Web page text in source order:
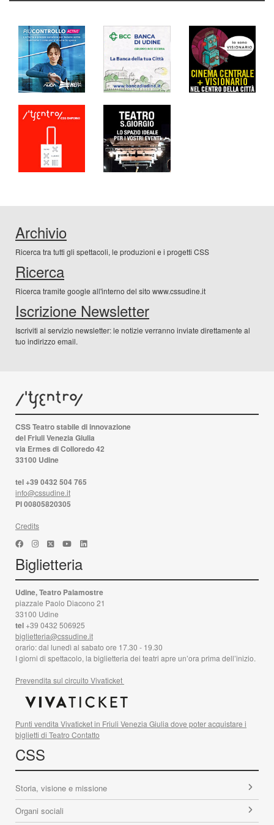
Archivio
Ricerca tra tutti gli spettacoli, le produzioni e i progetti CSS
Ricerca
Ricerca tramite google all'interno del sito www.cssudine.it
Iscrizione Newsletter
Iscriviti al servizio newsletter: le notizie verranno inviate direttamente al
tuo indirizzo email.
CSS Teatro stabile di innovazione
del Friuli Venezia Giulia
via Ermes di Colloredo 42
33100 Udine
tel +39 0432 504 765
info@cssudine.it
PI 00805820305
Credits
Biglietteria
Udine, Teatro Palamostre
piazzale Paolo Diacono 21
33100 Udine
tel +39 0432 506925
biglietteria@cssudine.it
orario: dal lunedì al sabato ore 17.30 - 19.30
I giorni di spettacolo, la biglietteria dei teatri apre un’ora prima dell’inizio.
Prevendita sul circuito Vivaticket
Punti vendita Vivaticket in Friuli Venezia Giulia dove poter acquistare i
biglietti di Teatro Contatto
CSS
Storia, visione e missione
Organi sociali